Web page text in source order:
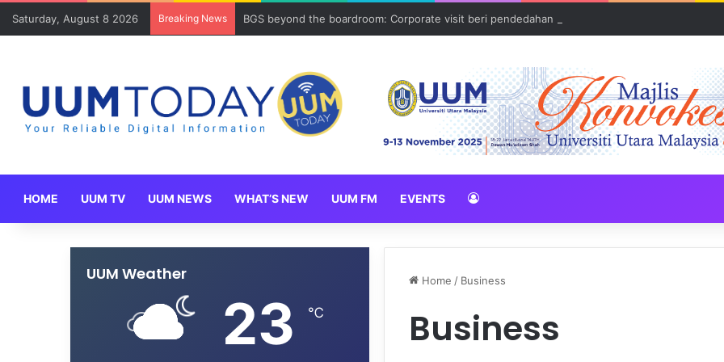
Saturday, August 8 2026 Breaking News BGS beyond the boardroom: Corporate visit beri pendedahan dunia korporat kepada PELAJAR
HOME UUM TV UUM NEWS WHAT’S NEW UUM FM EVENTS
Home / Business
Business
UUM Weather
23 ℃